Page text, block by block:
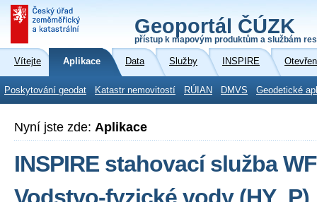
Geoportál ČÚZK
přístup k mapovým produktům a službám
Vítejte Aplikace Data Služby INSPIRE
Poskytování geodat Katastr nemovitostí RÚIAN DMVS Geodetické
Nyní jste zde: Aplikace
INSPIRE stahovací služba